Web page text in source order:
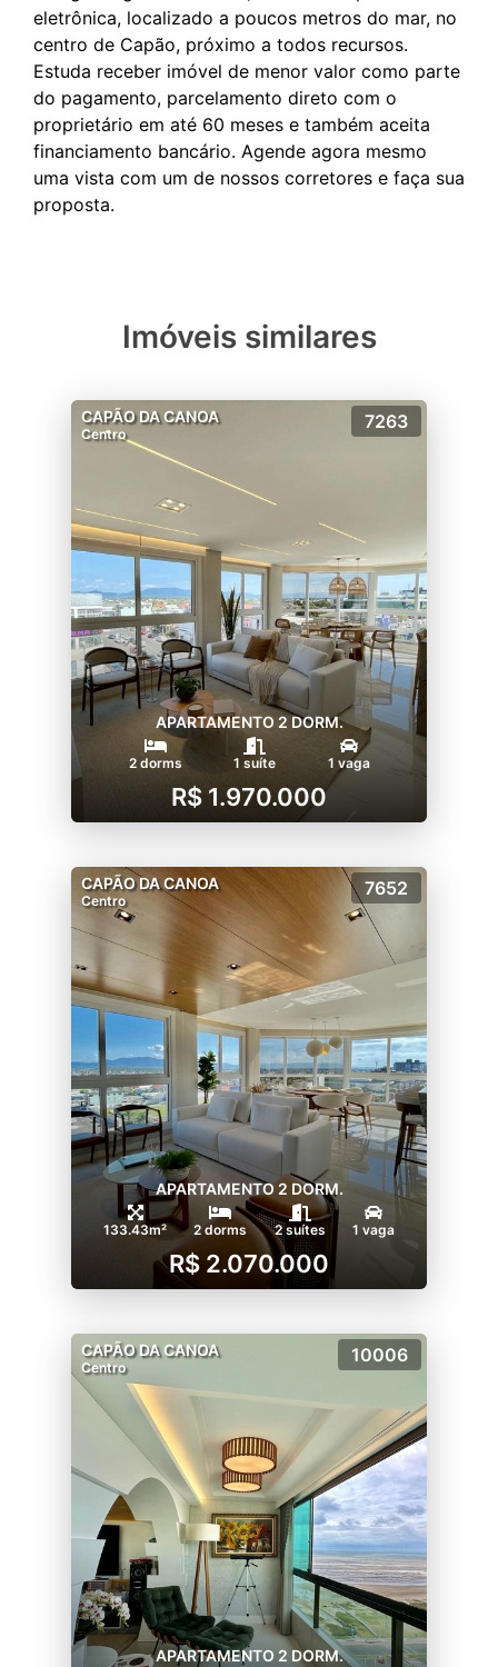
eletrônica, localizado a poucos metros do mar, no
centro de Capão, próximo a todos recursos.
Estuda receber imóvel de menor valor como parte
do pagamento, parcelamento direto com o
proprietário em até 60 meses e também aceita
financiamento bancário. Agende agora mesmo
uma vista com um de nossos corretores e faça sua
Imóveis similares
CAPÃO DA CANOA
Centro
7263
APARTAMENTO 2 DORM.
2 dorms 1 suíte 1 vaga
R$ 1.970.000
CAPÃO DA CANOA
Centro
7652
APARTAMENTO 2 DORM.
133.43m² 2 dorms 2 suítes 1 vaga
R$ 2.070.000
CAPÃO DA CANOA
Centro
10006
APARTAMENTO 2 DORM.